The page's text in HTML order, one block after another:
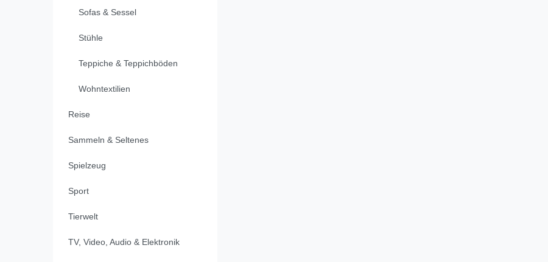
Sofas & Sessel
Stühle
Teppiche & Teppichböden
Wohntextilien
Reise
Sammeln & Seltenes
Spielzeug
Sport
Tierwelt
TV, Video, Audio & Elektronik